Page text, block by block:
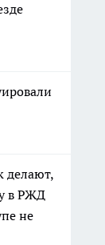
делают,
в РЖД
не